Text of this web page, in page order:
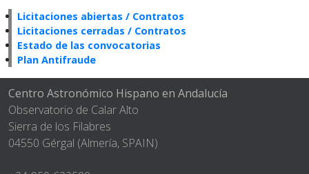
Licitaciones abiertas / Contratos
Licitaciones cerradas / Contratos
Estado de las convocatorias
Plan Antifraude
Centro Astronómico Hispano en Andalucía
Observatorio de Calar Alto
Sierra de los Filabres
04550 Gérgal (Almería, SPAIN)